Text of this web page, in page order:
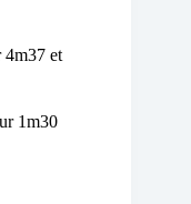
4m37 et
1m30